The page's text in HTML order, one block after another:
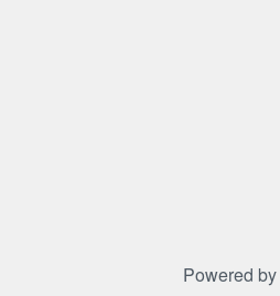
Powered by